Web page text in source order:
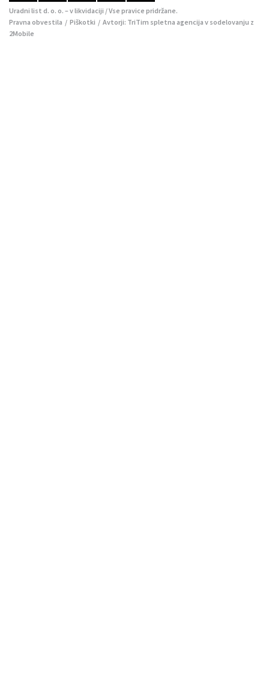
Uradni list d. o. o. – v likvidaciji / Vse pravice pridržane.
Pravna obvestila / Piškotki / Avtorji: TriTim spletna agencija v sodelovanju z
2Mobile